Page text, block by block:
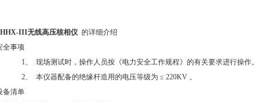
III无线高压核相仪 的详细介绍
全事项
1、 现场测试时，操作人员按《电力安全工作规程》的有关要求进行操作。
2、 本仪器配备的绝缘杆造用的电压等级为 ≤ 220KV 。
备清单